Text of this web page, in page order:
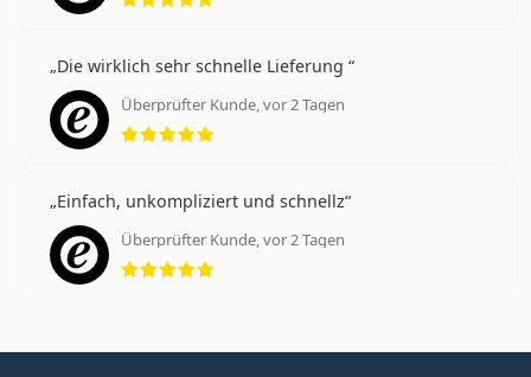
Die wirklich sehr schnelle Lieferung
Überprüfter Kunde, vor 2 Tagen
Bewertung 5 aus 5
Einfach, unkompliziert und schnellz
Überprüfter Kunde, vor 2 Tagen
Bewertung 5 aus 5